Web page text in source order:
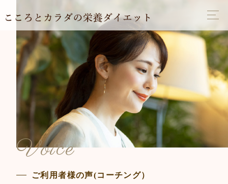
Voice
ご利用者様の声(コーチング）